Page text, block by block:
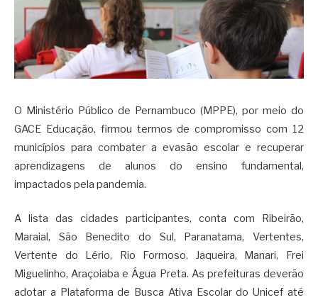
O Ministério Público de Pernambuco (MPPE), por meio do
GACE Educação, firmou termos de compromisso com 12
municípios para combater a evasão escolar e recuperar
aprendizagens de alunos do ensino fundamental,
impactados pela pandemia.
A lista das cidades participantes, conta com Ribeirão,
Maraial, São Benedito do Sul, Paranatama, Vertentes,
Vertente do Lério, Rio Formoso, Jaqueira, Manari, Frei
Miguelinho, Araçoiaba e Água Preta. As prefeituras deverão
adotar a Plataforma de Busca Ativa Escolar do Unicef até